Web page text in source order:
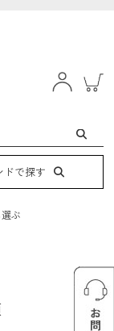
電動ベッド
ドで探す
ぶ